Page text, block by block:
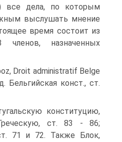
все дела, по которым
выслушать мнение
время состоит из
назначенных
Droit administratif Belge
Бельгийская конст., ст.
конституцию,
ст. 83 - 86;
71 и 72. Также Блок,